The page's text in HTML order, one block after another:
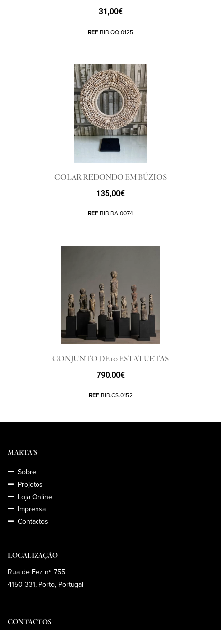
31,00€
REF BIB.QQ.0125
COLAR REDONDO EM BÚZIOS
135,00€
REF BIB.BA.0074
CONJUNTO DE 10 ESTATUETAS
790,00€
REF BIB.CS.0152
MARTA'S
Sobre
Projetos
Loja Online
Imprensa
Contactos
LOCALIZAÇÃO
Rua de Fez nº 755
4150 331, Porto, Portugal
CONTACTOS